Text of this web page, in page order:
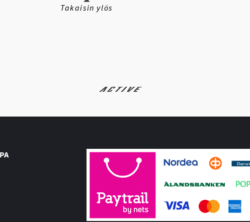
Takaisin ylös